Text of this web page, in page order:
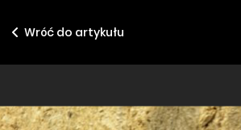
Wróć do artykułu